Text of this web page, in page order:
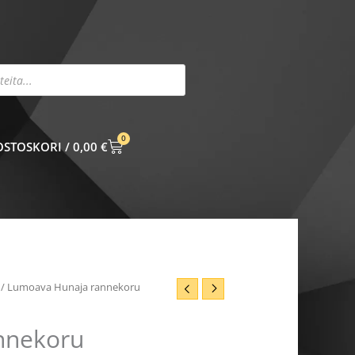
0,00 €
0
CART
/ Lumoava Hunaja rannekoru